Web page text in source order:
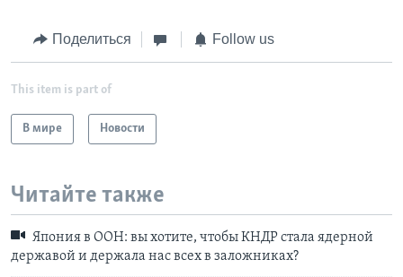
Поделиться Follow us
This item is part of
В мире Новости
Читайте также
Япония в ООН: вы хотите, чтобы КНДР стала ядерной
державой и держала нас всех в заложниках?